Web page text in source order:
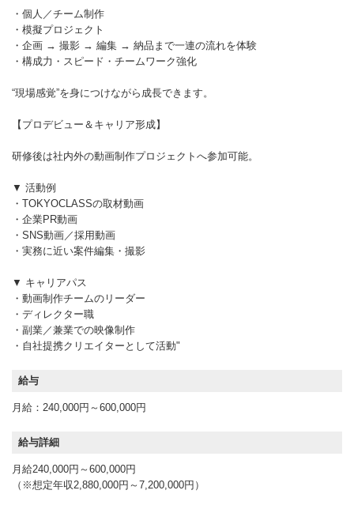
・個人／チーム制作
・模擬プロジェクト
・企画 → 撮影 → 編集 → 納品まで一連の流れを体験
・構成力・スピード・チームワーク強化
“現場感覚”を身につけながら成長できます。
【プロデビュー＆キャリア形成】
研修後は社内外の動画制作プロジェクトへ参加可能。
▼ 活動例
・TOKYOCLASSの取材動画
・企業PR動画
・SNS動画／採用動画
・実務に近い案件編集・撮影
▼ キャリアパス
・動画制作チームのリーダー
・ディレクター職
・副業／兼業での映像制作
・自社提携クリエイターとして活動"
給与
月給：240,000円～600,000円
給与詳細
月給240,000円～600,000円
（※想定年収2,880,000円～7,200,000円）